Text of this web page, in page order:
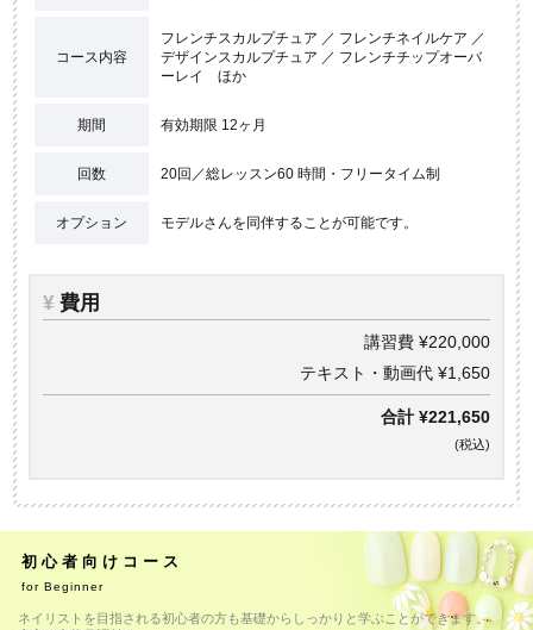
コース内容
フレンチスカルプチュア ／ フレンチネイルケア ／
デザインスカルプチュア ／ フレンチチップオーバ
ーレイ ほか
期間 有効期限 12ヶ月
回数 20回／総レッスン60 時間・フリータイム制
オプション モデルさんを同伴することが可能です。
¥ 費用
講習費 ¥220,000
テキスト・動画代 ¥1,650
合計¥221,650
(税込)
初心者向けコース
for Beginner
ネイリストを目指される初心者の方も基礎からしっかりと学ぶことができます。